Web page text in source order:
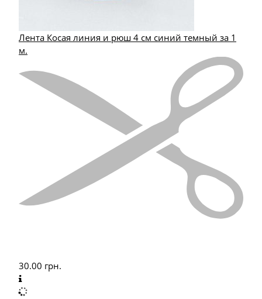
Лента Косая линия и рюш 4 см синий темный за 1
м.
30.00 грн.